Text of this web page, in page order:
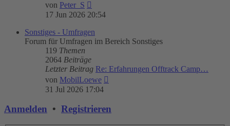
von Peter_S
Beitrag
17 Jun 2026 20:54
Sonstiges - Umfragen
Forum für Umfragen im Bereich Sonstiges
119 Themen
2064 Beiträge
Letzter Beitrag Re: Erfahrungen Offtrack Camp…
von MobilLoewe
31 Jul 2026 17:04
Anmelden • Registrieren